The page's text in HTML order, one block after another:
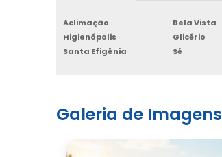
Aclimação Bela Vista
Higienópolis
Glicério
Santa Efigênia
Sé
Galeria de Imagens